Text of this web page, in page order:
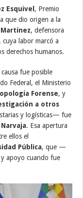
Esquivel , Premio
que dio origen a la
Martínez, defensora
labor marcó a
derechos humanos.
fue posible
Federal, el Ministerio
Forense, y
a otros
y logísticas— fue
. Esa apertura
ellos el
Pública, que —
apoyo cuando fue